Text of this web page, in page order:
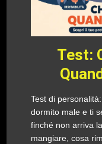
Test:
Test di
dormito male e ti
finché non arriva
mangiare, cosa